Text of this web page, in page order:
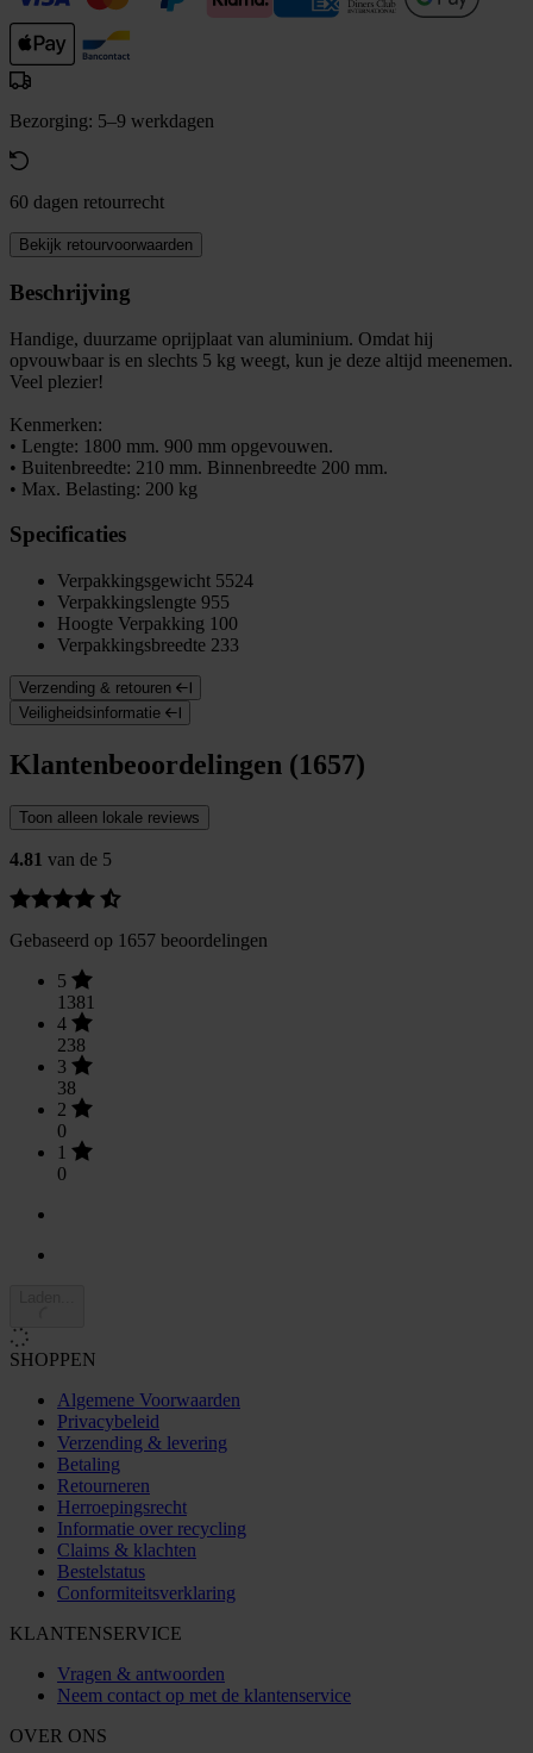
Bezorging: 5–9 werkdagen
60 dagen retourrecht
Bekijk retourvoorwaarden
Beschrijving
Handige, duurzame oprijplaat van aluminium. Omdat hij
opvouwbaar is en slechts 5 kg weegt, kun je deze altijd meenemen.
Veel plezier!
Kenmerken:
• Lengte: 1800 mm. 900 mm opgevouwen.
• Buitenbreedte: 210 mm. Binnenbreedte 200 mm.
• Max. Belasting: 200 kg
Specificaties
Verpakkingsgewicht 5524
Verpakkingslengte 955
Hoogte Verpakking 100
Verpakkingsbreedte 233
Verzending & retouren
Veiligheidsinformatie
Klantenbeoordelingen (1657)
Toon alleen lokale reviews
4.81 van de 5
Gebaseerd op 1657 beoordelingen
5
1381
4
238
3
38
2
0
1
0
SHOPPEN
Algemene Voorwaarden
Privacybeleid
Verzending & levering
Betaling
Retourneren
Herroepingsrecht
Informatie over recycling
Claims & klachten
Bestelstatus
Conformiteitsverklaring
KLANTENSERVICE
Vragen & antwoorden
Neem contact op met de klantenservice
OVER ONS